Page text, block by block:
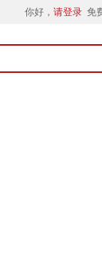
你好， 请登录 免